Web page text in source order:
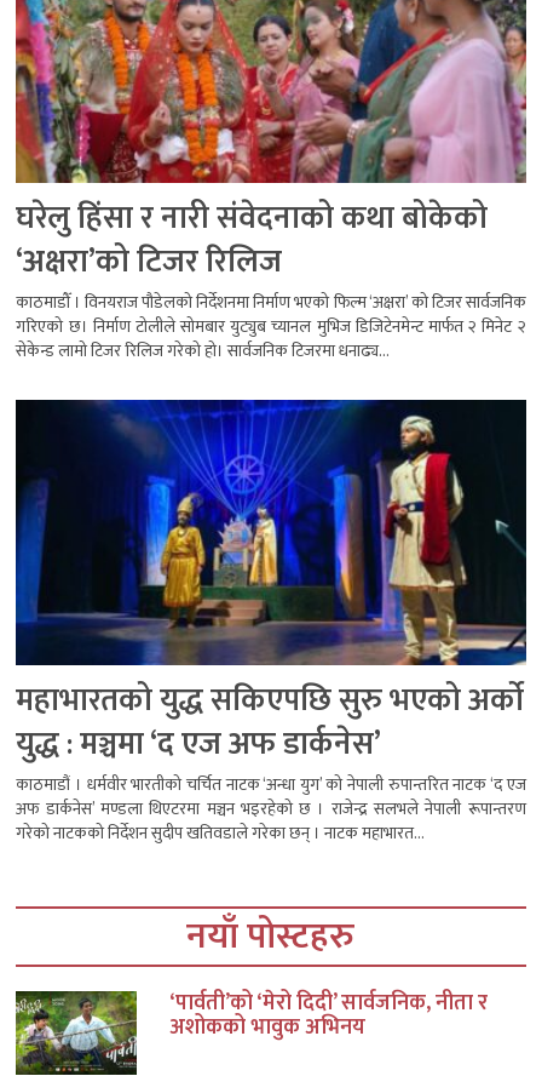
घरेलु हिंसा र नारी संवेदनाको कथा बोकेको
‘अक्षरा’को टिजर रिलिज
काठमाडौँ । विनयराज पौडेलको निर्देशनमा निर्माण भएको फिल्म ‘अक्षरा’ को टिजर सार्वजनिक
गरिएको छ। निर्माण टोलीले सोमबार युट्युब च्यानल मुभिज डिजिटेनमेन्ट मार्फत २ मिनेट २
सेकेन्ड लामो टिजर रिलिज गरेको हो। सार्वजनिक टिजरमा धनाढ्य...
महाभारतको युद्ध सकिएपछि सुरु भएको अर्को
युद्ध : मञ्चमा ‘द एज अफ डार्कनेस’
काठमाडौं । धर्मवीर भारतीको चर्चित नाटक ‘अन्धा युग’ को नेपाली रुपान्तरित नाटक ‘द एज
अफ डार्कनेस’ मण्डला थिएटरमा मञ्चन भइरहेको छ । राजेन्द्र सलभले नेपाली रूपान्तरण
गरेको नाटकको निर्देशन सुदीप खतिवडाले गरेका छन् । नाटक महाभारत...
नयाँ पोस्टहरु
‘पार्वती’को ‘मेरो दिदी’ सार्वजनिक, नीता र
अशोकको भावुक अभिनय